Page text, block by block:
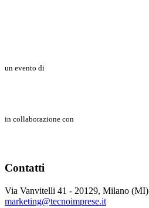
un evento di
in collaborazione con
Contatti
Via Vanvitelli 41 - 20129, Milano (MI)
marketing@tecnoimprese.it